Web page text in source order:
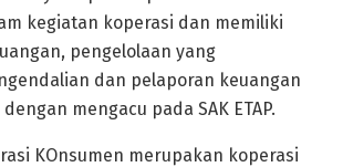
kegiatan koperasi dan memiliki
pengelolaan yang
dan pelaporan keuangan
mengacu pada SAK ETAP.
KOnsumen merupakan koperasi